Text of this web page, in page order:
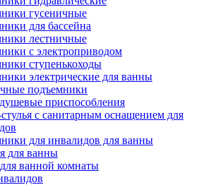
гусеничные
для бассейна
лестничные
с электроприводом
ступенькоходы
электрические для ванны
подъемники
приспособления
с санитарным оснащением для
для инвалидов для ванны
для ванны
ванной комнаты